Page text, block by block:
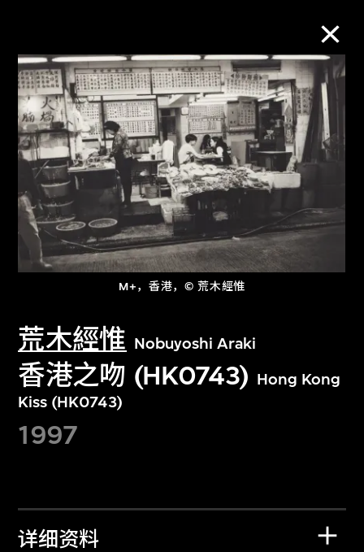
M+，香港，© 荒木經惟
荒木經惟 Nobuyoshi Araki
香港之吻 (HK0743) Hong Kong
Kiss (HK0743)
1997
详细资料
M+藏品
进一步筛选 搜索
关于M+藏品
文化藏品。